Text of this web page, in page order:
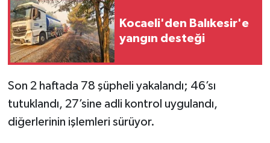
Kocaeli'den Balıkesir'e
yangın desteği
Son 2 haftada 78 şüpheli yakalandı; 46’sı
tutuklandı, 27’sine adli kontrol uygulandı,
diğerlerinin işlemleri sürüyor.